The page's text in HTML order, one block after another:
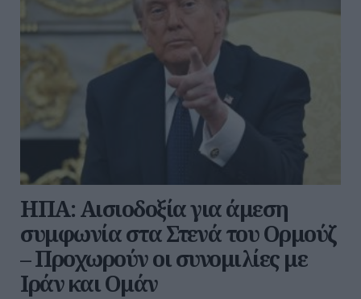
ΗΠΑ: Αισιοδοξία για άμεση
συμφωνία στα Στενά του Ορμούζ
– Προχωρούν οι συνομιλίες με
Ιράν και Ομάν